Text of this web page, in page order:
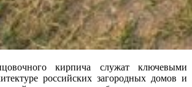
кирпича служат ключевыми
российских загородных домов и